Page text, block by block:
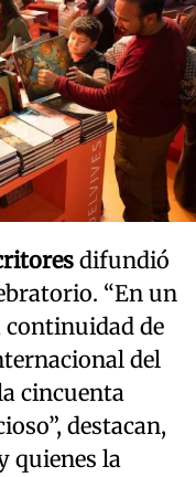
difundió
“En un
continuidad de
del
cincuenta
destacan,
quienes la